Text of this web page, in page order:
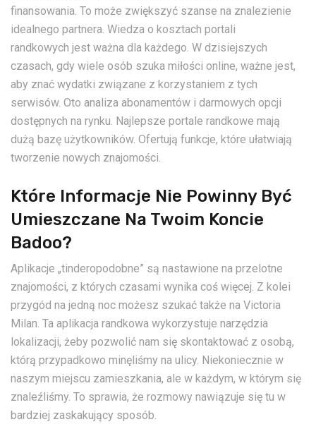
finansowania. To może zwiększyć szanse na znalezienie
idealnego partnera. Wiedza o kosztach portali
randkowych jest ważna dla każdego. W dzisiejszych
czasach, gdy wiele osób szuka miłości online, ważne jest,
aby znać wydatki związane z korzystaniem z tych
serwisów. Oto analiza abonamentów i darmowych opcji
dostępnych na rynku. Najlepsze portale randkowe mają
dużą bazę użytkowników. Ofertują funkcje, które ułatwiają
tworzenie nowych znajomości.
Które Informacje Nie Powinny Być
Umieszczane Na Twoim Koncie
Badoo?
Aplikacje „tinderopodobne” są nastawione na przelotne
znajomości, z których czasami wynika coś więcej. Z kolei
przygód na jedną noc możesz szukać także na Victoria
Milan. Ta aplikacja randkowa wykorzystuje narzędzia
lokalizacji, żeby pozwolić nam się skontaktować z osobą,
którą przypadkowo minęliśmy na ulicy. Niekoniecznie w
naszym miejscu zamieszkania, ale w każdym, w którym się
znaleźliśmy. To sprawia, że rozmowy nawiązuje się tu w
bardziej zaskakujący sposób.